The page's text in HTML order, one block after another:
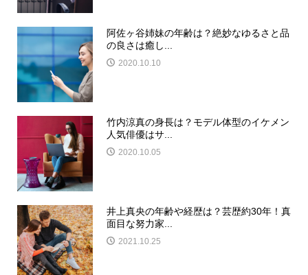
阿佐ヶ谷姉妹の年齢は？絶妙なゆるさと品
の良さは癒し...
2020.10.10
竹内涼真の身長は？モデル体型のイケメン
人気俳優はサ...
2020.10.05
井上真央の年齢や経歴は？芸歴約30年！真
面目な努力家...
2021.10.25